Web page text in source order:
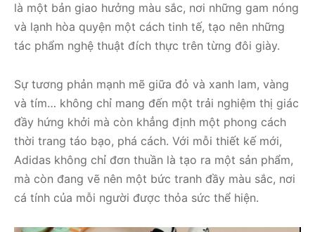
là một bản giao hưởng màu sắc, nơi những gam nóng
và lạnh hòa quyện một cách tinh tế, tạo nên những
tác phẩm nghệ thuật đích thực trên từng đôi giày.
Sự tương phản mạnh mẽ giữa đỏ và xanh lam, vàng
và tím… không chỉ mang đến một trải nghiệm thị giác
đầy hứng khởi mà còn khẳng định một phong cách
thời trang táo bạo, phá cách. Với mỗi thiết kế mới,
Adidas không chỉ đơn thuần là tạo ra một sản phẩm,
mà còn đang vẽ nên một bức tranh đầy màu sắc, nơi
cá tính của mỗi người được thỏa sức thể hiện.